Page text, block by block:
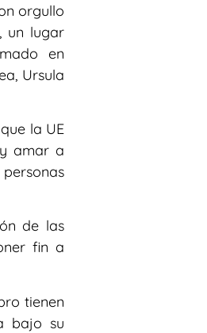
orgullo
un lugar
en
Ursula
la UE
amar a
de las
fin a
tienen
bajo su